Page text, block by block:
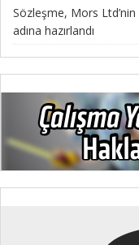
Sözleşme, Mors Ltd’nin
adına hazırlandı